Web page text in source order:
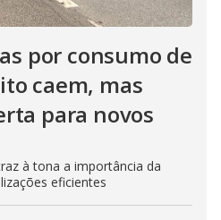
por consumo de
caem, mas
para novos
à tona a importância da
eficientes